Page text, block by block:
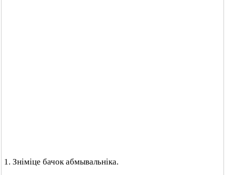
1. Зніміце бачок абмывальніка.